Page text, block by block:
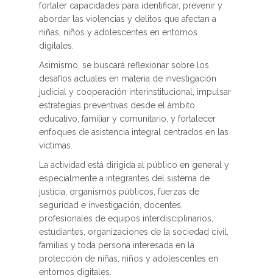
fortaler capacidades para identificar, prevenir y
abordar las violencias y delitos que afectan a
niñas, niños y adolescentes en entornos
digitales.
Asimismo, se buscará reflexionar sobre los
desafíos actuales en materia de investigación
judicial y cooperación interinstitucional, impulsar
estrategias preventivas desde el ámbito
educativo, familiar y comunitario, y fortalecer
enfoques de asistencia integral centrados en las
víctimas.
La actividad está dirigida al público en general y
especialmente a integrantes del sistema de
justicia, organismos públicos, fuerzas de
seguridad e investigación, docentes,
profesionales de equipos interdisciplinarios,
estudiantes, organizaciones de la sociedad civil,
familias y toda persona interesada en la
protección de niñas, niños y adolescentes en
entornos digitales.